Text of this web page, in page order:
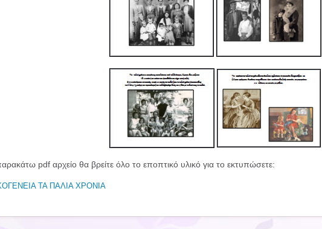
pdf αρχείο θα βρείτε όλο το εποπτικό υλικό για το εκτυπώσετε:
ΤΑ ΠΑΛΙΑ ΧΡΟΝΙΑ